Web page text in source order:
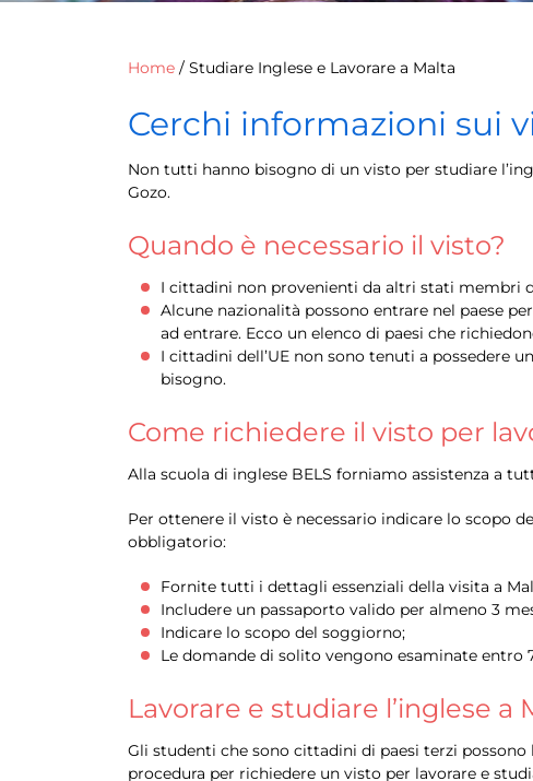
Home / Studiare Inglese e Lavorare a Malta
Cerchi informazioni sui
Non tutti hanno bisogno di un visto per studiare
Gozo.
Quando è necessario il visto?
I cittadini non provenienti da altri stati membri
Alcune nazionalità possono entrare nel paese
ad entrare. Ecco un elenco di paesi che
I cittadini dell’UE non sono tenuti a possedere
bisogno.
Come richiedere il visto per
Alla scuola di inglese BELS forniamo assistenza a
Per ottenere il visto è necessario indicare lo scopo
obbligatorio:
Fornite tutti i dettagli essenziali della visita a
Includere un passaporto valido per almeno 3
Indicare lo scopo del soggiorno;
Le domande di solito vengono esaminate entro
Lavorare e studiare l’inglese a
Gli studenti che sono cittadini di paesi terzi
procedura per richiedere un visto per lavorare e